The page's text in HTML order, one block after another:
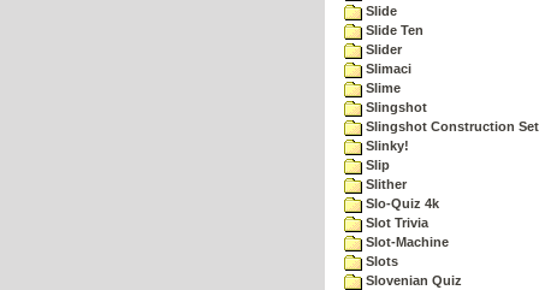
Slide
Slide Ten
Slider
Slimaci
Slime
Slingshot
Slingshot Construction Set
Slinky!
Slip
Slither
Slo-Quiz 4k
Slot Trivia
Slot-Machine
Slots
Slovenian Quiz